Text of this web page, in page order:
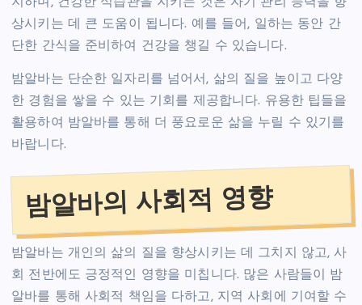
상시키는 데 큰 도움이 됩니다. 예를 들어, 일하는 동안 간
단한 간식을 준비하여 건강을 챙길 수 있습니다.
밤알바는 단순한 일자리를 넘어서, 삶의 질을 높이고 다양
한 경험을 쌓을 수 있는 기회를 제공합니다. 유용한 팁들을
활용하여 밤알바를 통해 더 풍요로운 삶을 누릴 수 있기를
바랍니다.
밤알바의 사회적 영향
밤알바는 개인의 삶의 질을 향상시키는 데 그치지 않고, 사
회 전반에도 긍정적인 영향을 미칩니다. 많은 사람들이 밤
알바를 통해 사회적 책임을 다하고, 지역 사회에 기여할 수